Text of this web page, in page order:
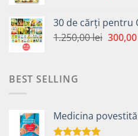
fost:
65,00 lei.
30 de cărți pentru
1.250,00lei Prețul
300,00
BEST SELLING
Medicina